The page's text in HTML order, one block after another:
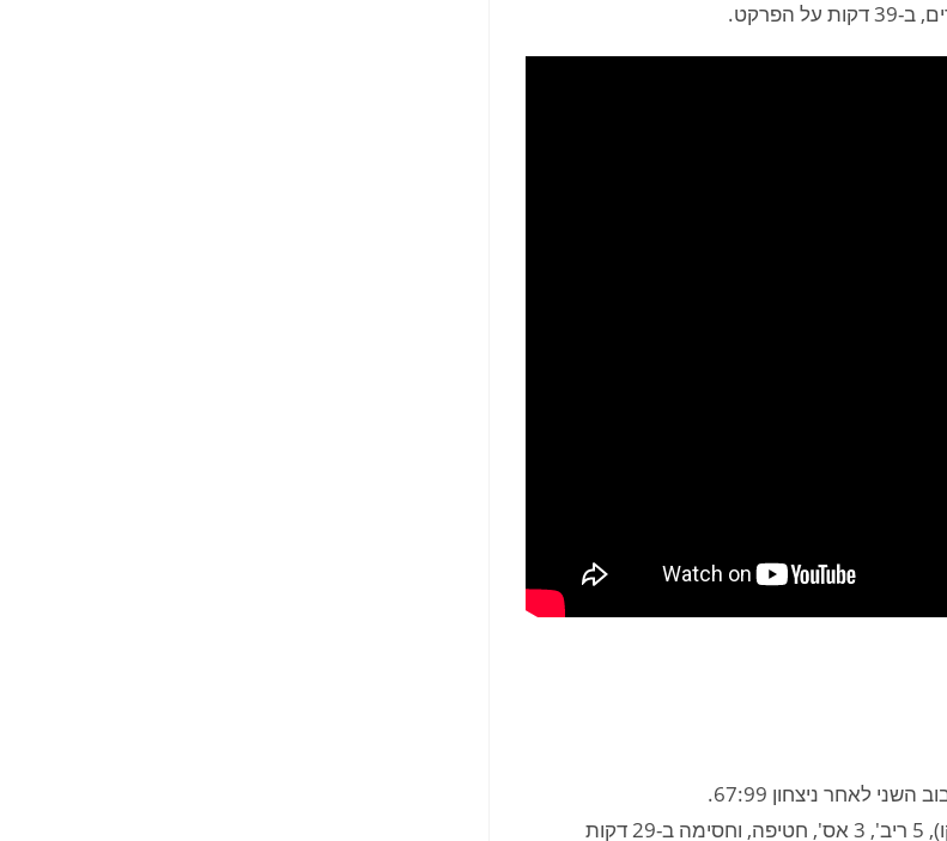
גרזון סיימה את המשחק עם 12 נק' (3-8 מהשדה, 1-5 לשלוש, 5-6 מהקו), 5 ריב', 3 אס', חטיפה, וחסימה ב-29 דקות